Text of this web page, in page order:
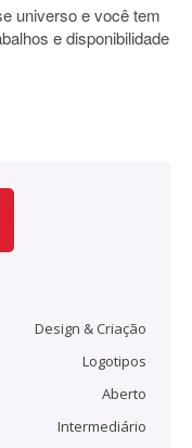
universo e você tem
e disponibilidade
Design & Criação
Logotipos
Aberto
Intermediário